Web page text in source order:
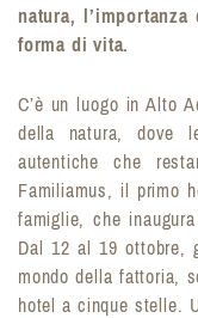
natura,
forma di vita.
C’è un luogo in Alto
della natura, dove
autentiche che
Familiamus, il primo
famiglie, che
Dal 12 al 19 ottobre,
mondo della fattoria,
hotel a cinque stelle.